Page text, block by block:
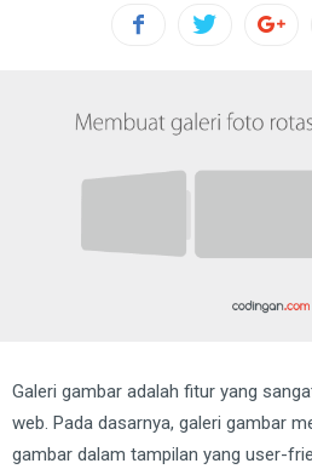
Galeri gambar adalah fitur yang
web. Pada dasarnya, galeri gambar
gambar dalam tampilan yang user-